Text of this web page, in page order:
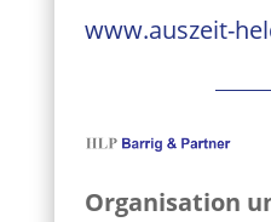
www.auszeit-
Organisation